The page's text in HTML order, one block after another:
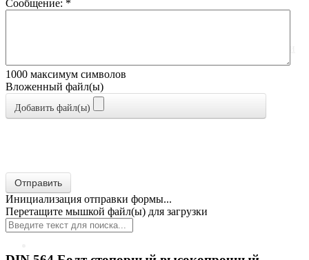
Главная
Сообщение: *
1000 максимум символов
Вложенный файл(ы)
Добавить файл(ы)
Отправить
Инициализация отправки формы...
Перетащите мышкой файл(ы) для загрузки